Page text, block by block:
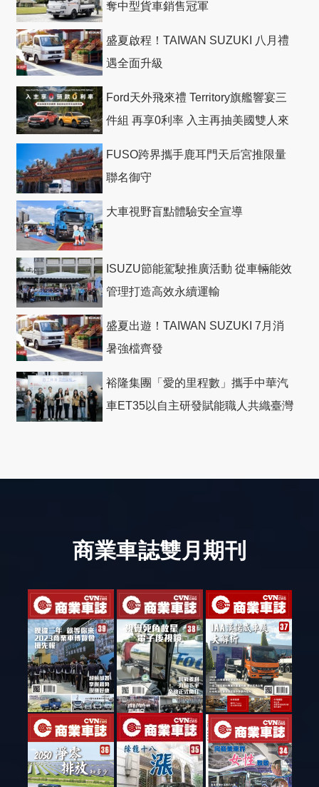
奪中型貨車銷售冠軍
盛夏啟程！TAIWAN SUZUKI 八月禮
遇全面升級
Ford天外飛來禮 Territory旗艦響宴三
件組 再享0利率 入主再抽美國雙人來
FUSO跨界攜手鹿耳門天后宮推限量
聯名御守
大車視野盲點體驗安全宣導
ISUZU節能駕駛推廣活動 從車輛能效
管理打造高效永續運輸
盛夏出遊！TAIWAN SUZUKI 7月消
暑強檔齊發
裕隆集團「愛的里程數」攜手中華汽
車ET35以自主研發賦能職人共織臺灣
商業車誌雙月期刊